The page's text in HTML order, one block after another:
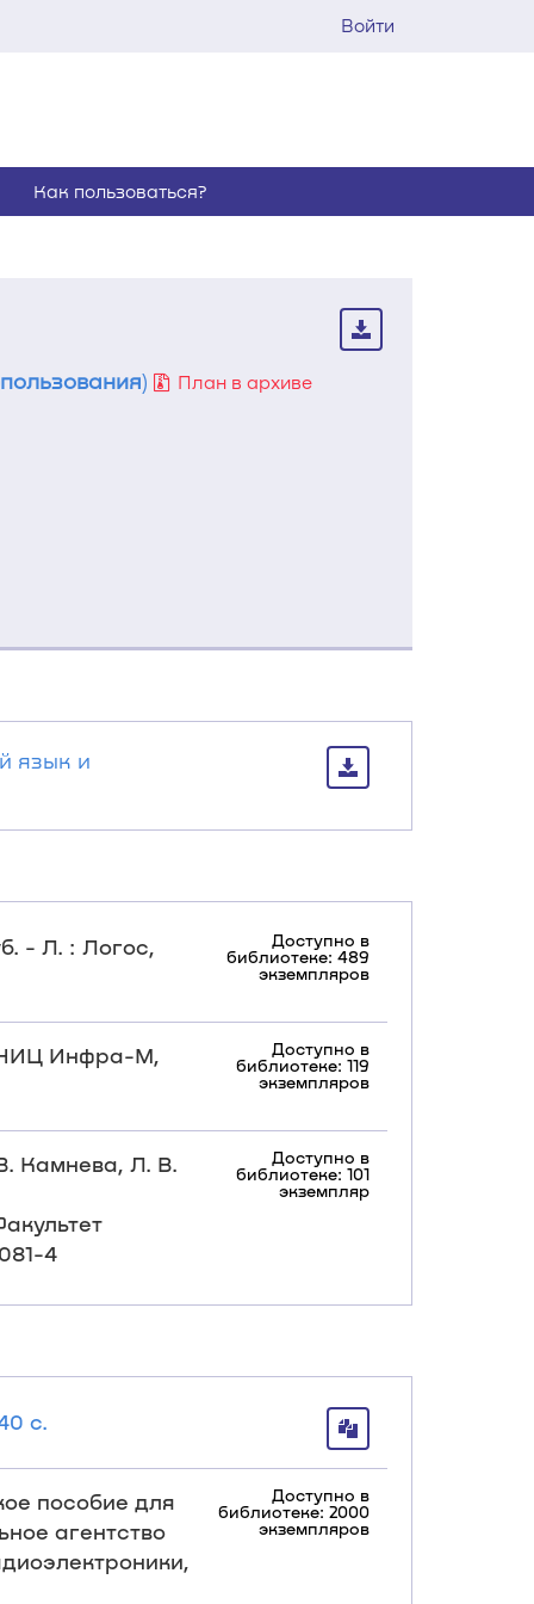
Войти
Как пользоваться?
) План в архиве
язык и
- Л. : Логос,
Доступно в
библиотеке: 489
экземпляров
НИЦ Инфра-М,
Доступно в
библиотеке: 119
экземпляров
Камнева, Л. В.
4
Доступно в
библиотеке: 101
экземпляр
с.
пособие для
агентство
Доступно в
библиотеке: 2000
экземпляров